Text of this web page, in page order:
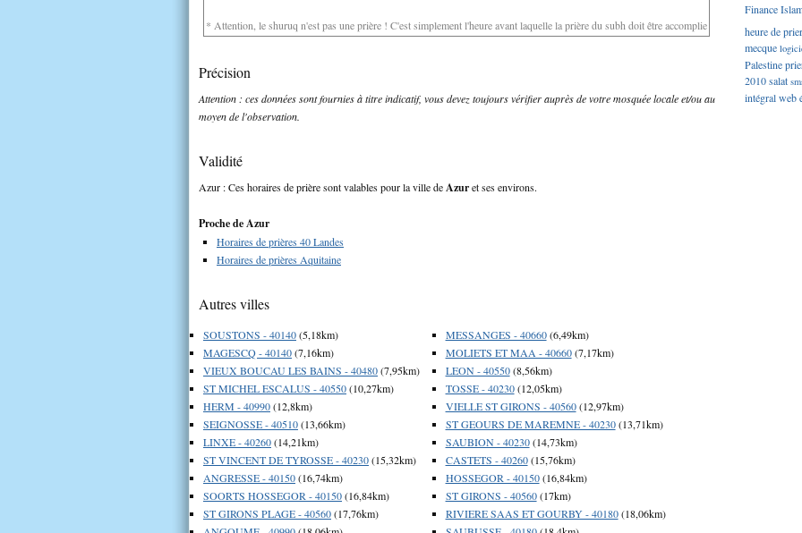
* Attention, le shuruq n'est pas une prière ! C'est simplement l'heure avant laquelle la prière du subh doit être accomplie
Précision
Attention : ces données sont fournies à titre indicatif, vous devez toujours vérifier auprès de votre mosquée locale et/ou au
moyen de l'observation.
Validité
Azur : Ces horaires de prière sont valables pour la ville deAzuret ses environs.
Proche de Azur
Horaires de prières 40 Landes
Horaires de prières Aquitaine
Autres villes
SOUSTONS - 40140(5,18km)
MAGESCQ - 40140(7,16km)
VIEUX BOUCAU LES BAINS - 40480(7,95km)
ST MICHEL ESCALUS - 40550(10,27km)
HERM - 40990(12,8km)
SEIGNOSSE - 40510(13,66km)
LINXE - 40260(14,21km)
ST VINCENT DE TYROSSE - 40230(15,32km)
ANGRESSE - 40150(16,74km)
SOORTS HOSSEGOR - 40150(16,84km)
ST GIRONS PLAGE - 40560(17,76km)
MESSANGES - 40660(6,49km)
MOLIETS ET MAA - 40660(7,17km)
LEON - 40550(8,56km)
TOSSE - 40230(12,05km)
VIELLE ST GIRONS - 40560(12,97km)
ST GEOURS DE MAREMNE - 40230(13,71km)
SAUBION - 40230(14,73km)
CASTETS - 40260(15,76km)
HOSSEGOR - 40150(16,84km)
ST GIRONS - 40560(17km)
RIVIERE SAAS ET GOURBY - 40180(18,06km)
Finance
heure de
mecque
Palestine
2010salat
intégralweb